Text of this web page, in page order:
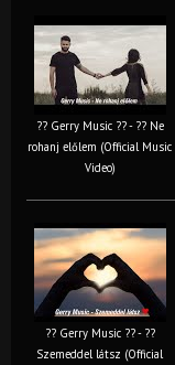
?? Gerry Music ?? - ?? Ne
rohanj előlem (Official Music
Video)
?? Gerry Music ?? - ??
Szemeddel látsz (Official